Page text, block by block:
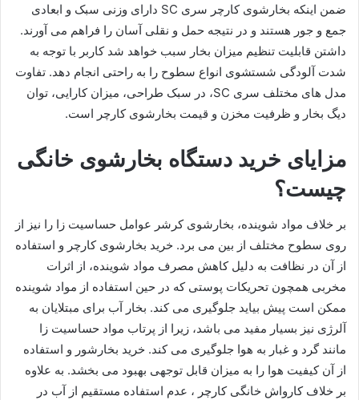
ضمن اینکه بخارشوی کارچر سری SC دارای وزنی سبک و ابعادی
جمع و جور هستند و در نتیجه حمل و نقلی آسان را فراهم می آورند.
داشتن قابلیت تنظیم میزان بخار سبب خواهد شد کاربر با توجه به
شدت آلودگی شستشوی انواع سطوح را به راحتی انجام دهد. تفاوت
مدل های مختلف سری SC، در سبک طراحی، میزان کارایی، توان
دیگ بخار و ظرفیت مخزن و قیمت بخارشوی کارچر است.
مزایای خرید دستگاه بخارشوی خانگی
چیست؟
بر خلاف مواد شوینده، بخارشوی کرشر عوامل حساسیت زا را نیز از
روی سطوح مختلف از بین می برد. خرید بخارشوی کارچر و استفاده
از آن در نظافت به دلیل کاهش مصرف مواد شوینده، از اثرات
مخربی همچون تحریکات پوستی که در حین استفاده از مواد شوینده
ممکن است پیش بیاید جلوگیری می کند. بخار آب برای مبتلایان به
آلرژی نیز بسیار مفید می باشد، زیرا از پرتاب مواد حساسیت زا
مانند گرد و غبار به هوا جلوگیری می کند. خرید بخارشور و استفاده
از آن کیفیت هوا را به میزان قابل توجهی بهبود می بخشد. به علاوه
بر خلاف کارواش خانگی کارچر ، عدم استفاده مستقیم از آب در